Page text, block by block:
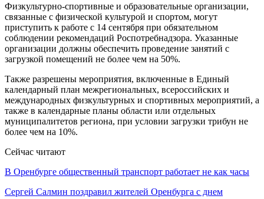
Физкультурно-спортивные и образовательные организации,
связанные с физической культурой и спортом, могут
приступить к работе с 14 сентября при обязательном
соблюдении рекомендаций Роспотребнадзора. Указанные
организации должны обеспечить проведение занятий с
загрузкой помещений не более чем на 50%.
Также разрешены мероприятия, включенные в Единый
календарный план межрегиональных, всероссийских и
международных физкультурных и спортивных мероприятий, а
также в календарные планы области или отдельных
муниципалитетов региона, при условии загрузки трибун не
более чем на 10%.
Сейчас читают
В Оренбурге общественный транспорт работает не как часы
Сергей Салмин поздравил жителей Оренбурга с днем